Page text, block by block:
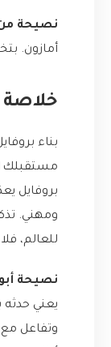
نصيحة من
أمازون.
خلاصة
بناء
مستقبلك
بروفايل
ومهني.
للعالم،
نصيحة أبو
يعني حدثه